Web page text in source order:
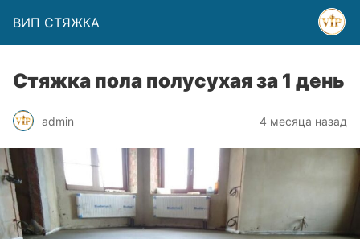
ВИП СТЯЖКА
Стяжка пола полусухая за 1 день
admin 4 месяца назад